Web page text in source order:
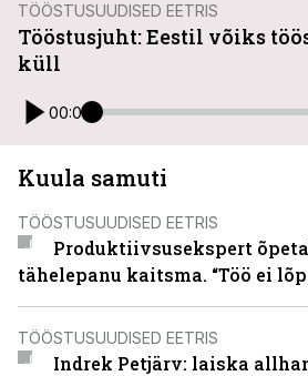
TÖÖSTUSUUDISED EETRIS
Tööstusjuht: Eestil võiks
küll
00:00
Kuula samuti
TÖÖSTUSUUDISED EETRIS
Produktiivsusekspert
tähelepanu kaitsma. “Töö ei
TÖÖSTUSUUDISED EETRIS
Indrek Petjärv: laiska